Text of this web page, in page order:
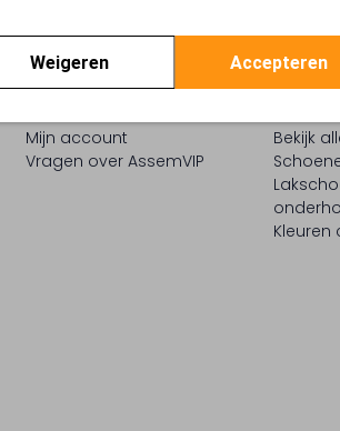
Weigeren Accepteren
Mijn account
Vragen over AssemVIP
Bekijk